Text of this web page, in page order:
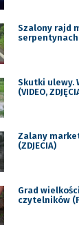
Szalony rajd
serpentynach!
Skutki ulewy.
(VIDEO,
Zalany
(ZDJECIA)
Grad
czytelników